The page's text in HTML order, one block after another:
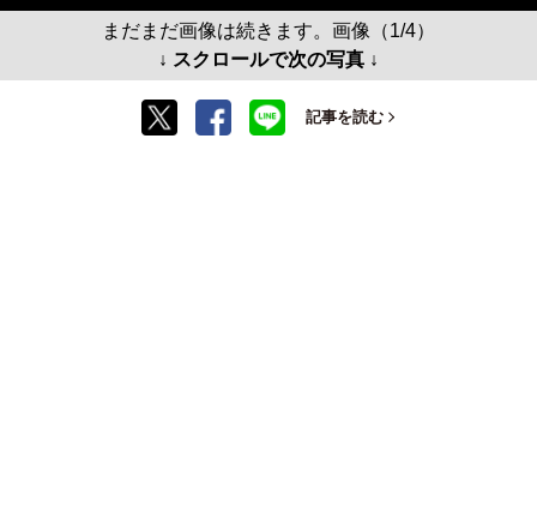
まだまだ画像は続きます。画像（1/4）
↓ スクロールで次の写真 ↓
記事を読む